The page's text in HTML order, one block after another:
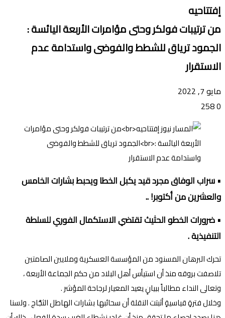
إفتتاحيه
من ترتيبات فولكر وحتى مؤامرات الأربعة اليائسة :
الجمود ترياق للشطط والفوضى واستدامة عدم
الاستقرار
مايو 7, 2022
0
• سراب الوفاق مجرد قيد يكبل الخطا ويحبط بشارات الخامس
والعشرين من أكتوبر! ..
• ضرورات الخطو الحثيث تقتضي الاستكمال الفوري للسلطة
التنفيذية .
تحرك البرهان المسنود من المؤسسة العسكرية وملايين الصامتين
تلاصفت بروقه منذ أن استيأس أهل البلاد من حكم الجماعة الأربعة ،
وتعالى النداء مطالباً ببيانٍ يعيد المعيار لرجاحة المؤشر .
وخلال فترةٍ قياسيةٍ أثبتت النقلة أن سحائبها بشارات الهاطل الثجَّاج . ولسنا